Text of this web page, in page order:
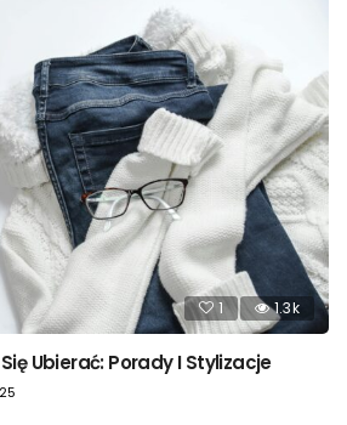
1 1.3k
Ubierać: Porady I Stylizacje